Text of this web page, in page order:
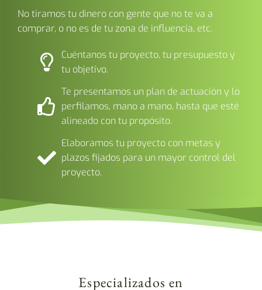
No tiramos tu dinero con gente que no te va a
comprar, o no es de tu zona de influencia, etc.
Cuéntanos tu proyecto, tu presupuesto y
tu objetivo.
Te presentamos un plan de actuación y lo
perfilamos, mano a mano, hasta que esté
alineado con tu propósito.
Elaboramos tu proyecto con metas y
plazos fijados para un mayor control del
proyecto.
Especializados en